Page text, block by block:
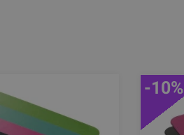
-10%